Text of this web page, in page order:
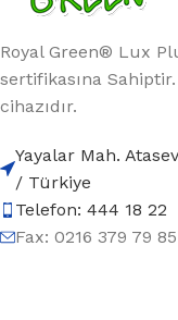
Royal Green® Lux
sertifikasına
cihazıdır.
Yayalar Mah.
/ Türkiye
Telefon: 444 18 22
Fax: 0216 379 79 85